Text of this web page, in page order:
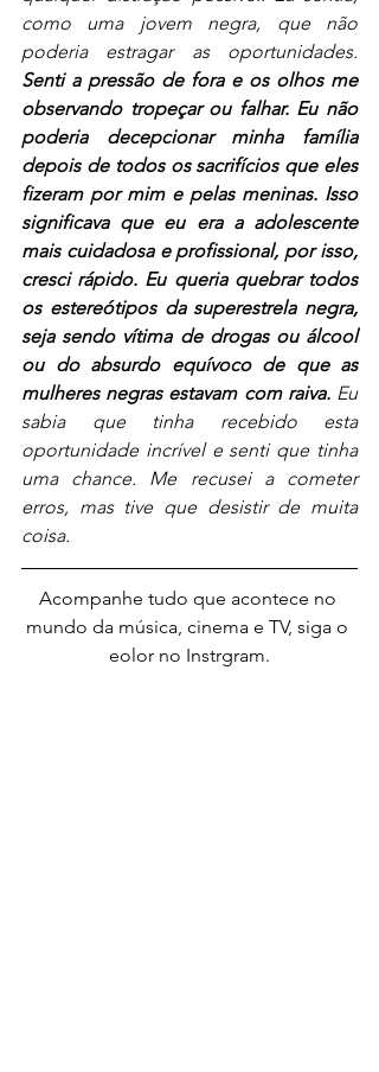
como uma jovem negra, que não
Senti a pressão de fora e os olhos me
observando tropeçar ou falhar. Eu não
poderia decepcionar minha família
depois de todos os sacrifícios que eles
fizeram por mim e pelas meninas. Isso
significava que eu era a adolescente
mais cuidadosa e profissional, por isso,
cresci rápido. Eu queria quebrar todos
os estereótipos da superestrela negra,
seja sendo vítima de drogas ou álcool
ou do absurdo equívoco de que as
mulheres negras estavam com raiva. Eu
sabia que tinha recebido esta
oportunidade incrível e senti que tinha
uma chance. Me recusei a cometer
erros, mas tive que desistir de muita
coisa.
Acompanhe tudo que acontece no
mundo da música, cinema e TV, siga o
eolor no Instrgram.